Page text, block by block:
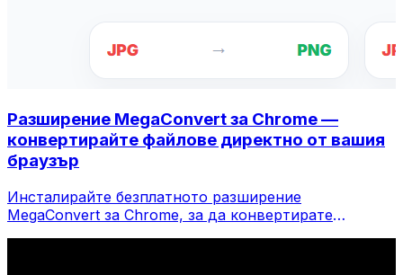
Разширение MegaConvert за Chrome —
конвертирайте файлове директно от вашия
браузър
Инсталирайте безплатното разширение
MegaConvert за Chrome, за да конвертирате